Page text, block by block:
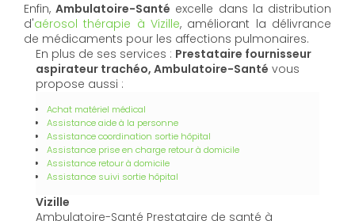
Enfin,Ambulatoire-Santé excelle dans la distribution
d'aérosol thérapie à Vizille, améliorant la délivrance
de médicaments pour les affections pulmonaires.
En plus de ses services : Prestataire fournisseur
aspirateur trachéo, Ambulatoire-Santé vous
propose aussi :
Achat matériel médical
Assistance aide à la personne
Assistance coordination sortie hôpital
Assistance prise en charge retour à domicile
Assistance retour à domicile
Assistance suivi sortie hôpital
Vizille
Ambulatoire-Santé Prestataire de santé à